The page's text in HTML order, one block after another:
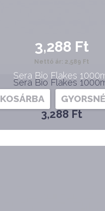
Sera Bio Flakes
3,288 Ft
3,288 Ft
Nettó ár: 2,589 Ft
Sera Bio Flakes
KOSÁRBA